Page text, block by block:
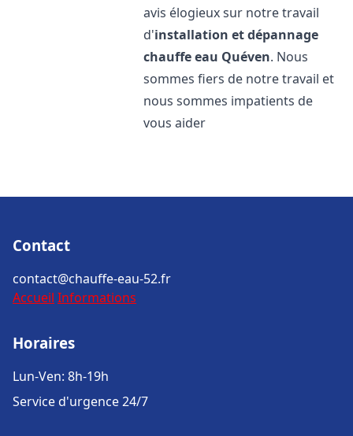
avis élogieux sur notre travail
d'installation et dépannage
chauffe eau Quéven. Nous
sommes fiers de notre travail et
nous sommes impatients de
vous aider
Contact
contact@chauffe-eau-52.fr
Accueil Informations
Horaires
Lun-Ven: 8h-19h
Service d'urgence 24/7